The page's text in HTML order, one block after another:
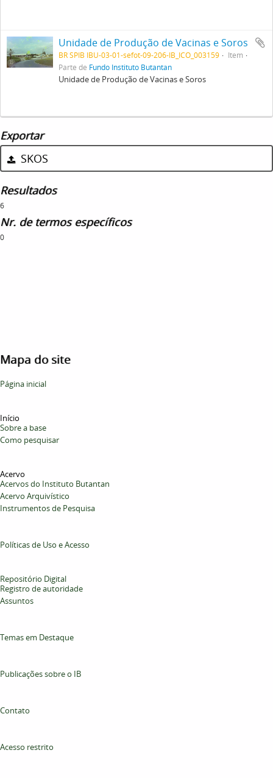
Unidade de Produção de Vacinas e Soros
BR SPIB IBU-03-01-sefot-09-206-IB_ICO_003159
Item
Parte de Fundo Instituto Butantan
Unidade de Produção de Vacinas e Soros
Exportar
SKOS
Resultados
6
Nr. de termos específicos
0
Mapa do site
Página inicial
Início
Sobre a base
Como pesquisar
Acervo
Acervos do Instituto Butantan
Acervo Arquivístico
Instrumentos de Pesquisa
Políticas de Uso e Acesso
Repositório Digital
Registro de autoridade
Assuntos
Temas em Destaque
Publicações sobre o IB
Contato
Acesso restrito